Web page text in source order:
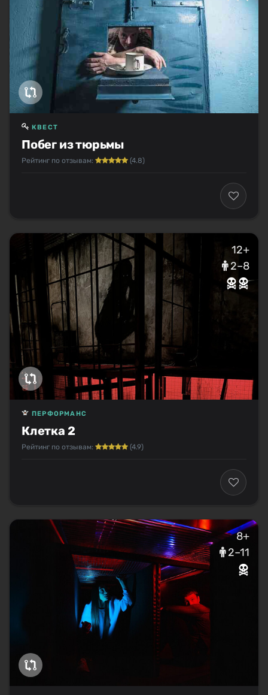
Побег из тюрьмы
КВЕСТ
Рейтинг по отзывам: (4.8)
12+
2–8
Клетка 2
ПЕРФОРМАНС
Рейтинг по отзывам: (4.9)
8+
2–11